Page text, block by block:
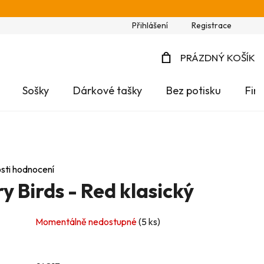
Přihlášení Registrace
PRÁZDNÝ KOŠÍK
Sošky Dárkové tašky Bez potisku
hodnocení
Birds - Red klasický
Momentálně nedostupné(5 ks)